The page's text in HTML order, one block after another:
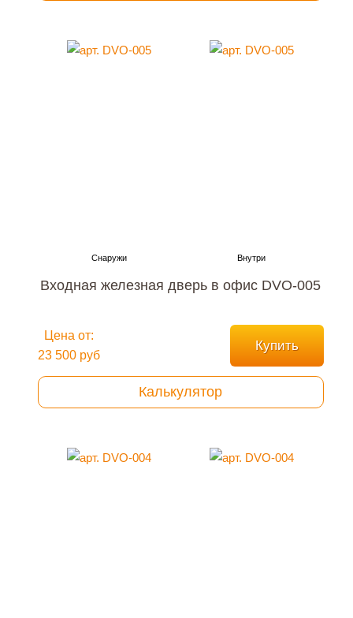
Входная железная дверь в офис DVO-005
Цена от:
23 500 руб
Купить
Калькулятор